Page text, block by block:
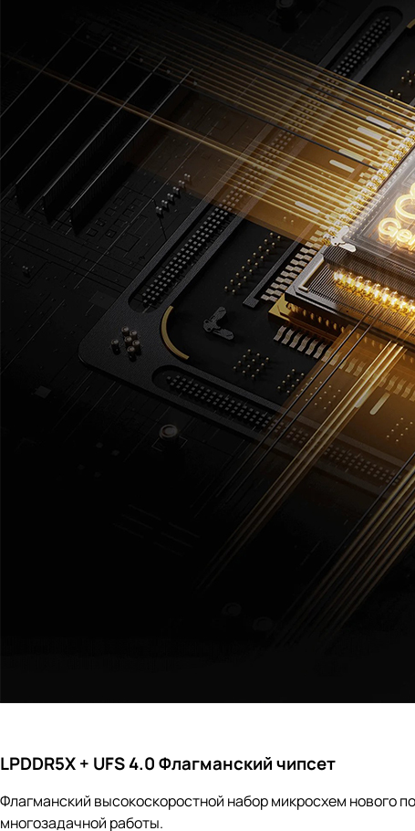
LPDDR5X + UFS 4.0 Флагманский чипсет
Флагманский высокоскоростной набор микросхем нового
многозадачной работы.